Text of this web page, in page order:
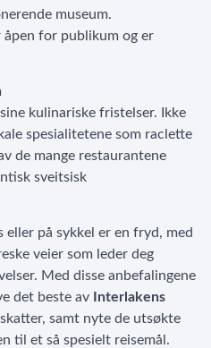
museum.
åpen for publikum og er
kulinariske fristelser. Ikke
spesialitetene som raclette
de mange restaurantene
sveitsisk
eller på sykkel er en fryd, med
veier som leder deg
Med disse anbefalingene
det beste av
Interlakens
samt nyte de utsøkte
til et så spesielt reisemål.